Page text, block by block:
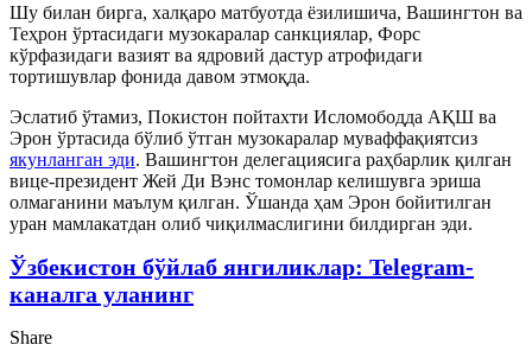
Шу билан бирга, халқаро матбуотда ёзилишича, Вашингтон ва
Теҳрон ўртасидаги музокаралар санкциялар, Форс
кўрфазидаги вазият ва ядровий дастур атрофидаги
тортишувлар фонида давом этмоқда.
Эслатиб ўтамиз, Покистон пойтахти Исломободда АҚШ ва
Эрон ўртасида бўлиб ўтган музокаралар муваффақиятсиз
якунланган эди. Вашингтон делегациясига раҳбарлик қилган
вице-президент Жей Ди Вэнс томонлар келишувга эриша
олмаганини маълум қилган. Ўшанда ҳам Эрон бойитилган
уран мамлакатдан олиб чиқилмаслигини билдирган эди.
Ўзбекистон бўйлаб янгиликлар: Telegram-
каналга уланинг
Share